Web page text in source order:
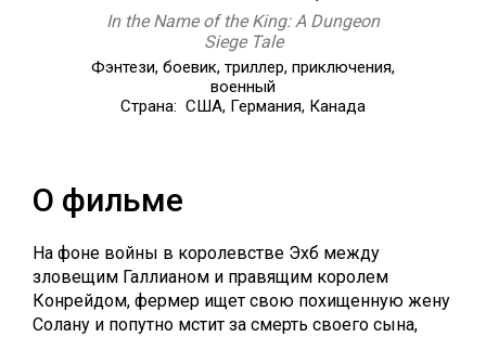
In the Name of the King: A Dungeon
Siege Tale
Фэнтези, боевик, триллер, приключения,
военный
Страна: США, Германия, Канада
О фильме
На фоне войны в королевстве Эхб между
зловещим Галлианом и правящим королем
Конрейдом, фермер ищет свою похищенную жену
Солану и попутно мстит за смерть своего сына,